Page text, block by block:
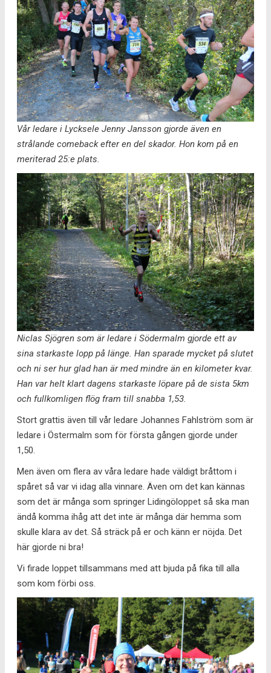
Vår ledare i Lycksele Jenny Jansson gjorde även en
strålande comeback efter en del skador. Hon kom på en
meriterad 25:e plats.
Niclas Sjögren som är ledare i Södermalm gjorde ett av
sina starkaste lopp på länge. Han sparade mycket på slutet
och ni ser hur glad han är med mindre än en kilometer kvar.
Han var helt klart dagens starkaste löpare på de sista 5km
och fullkomligen flög fram till snabba 1,53.
Stort grattis även till vår ledare Johannes Fahlström som är
ledare i Östermalm som för första gången gjorde under
1,50.
Men även om flera av våra ledare hade väldigt bråttom i
spåret så var vi idag alla vinnare. Även om det kan kännas
som det är många som springer Lidingöloppet så ska man
ändå komma ihåg att det inte är många där hemma som
skulle klara av det. Så sträck på er och känn er nöjda. Det
här gjorde ni bra!
Vi firade loppet tillsammans med att bjuda på fika till alla
som kom förbi oss.